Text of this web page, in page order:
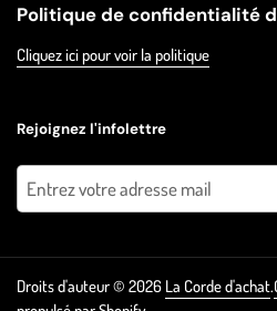
Politique de confidentialité
Cliquez ici pour voir la politique
Rejoignez l'infolettre
Droits d'auteur © 2026 La Corde d'achat.